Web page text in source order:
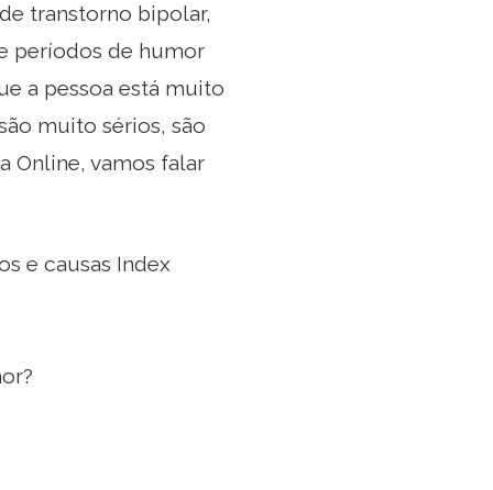
transtorno bipolar,
períodos de humor
a pessoa está muito
muito sérios, são
Online, vamos falar
e causas Index